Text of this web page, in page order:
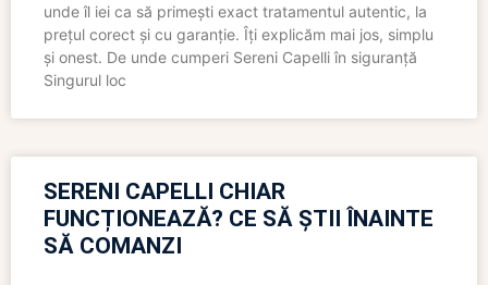
unde îl iei ca să primești exact tratamentul autentic, la
prețul corect și cu garanție. Îți explicăm mai jos, simplu
și onest. De unde cumperi Sereni Capelli în siguranță
Singurul loc
SERENI CAPELLI CHIAR
FUNCȚIONEAZĂ? CE SĂ ȘTII ÎNAINTE
SĂ COMANZI